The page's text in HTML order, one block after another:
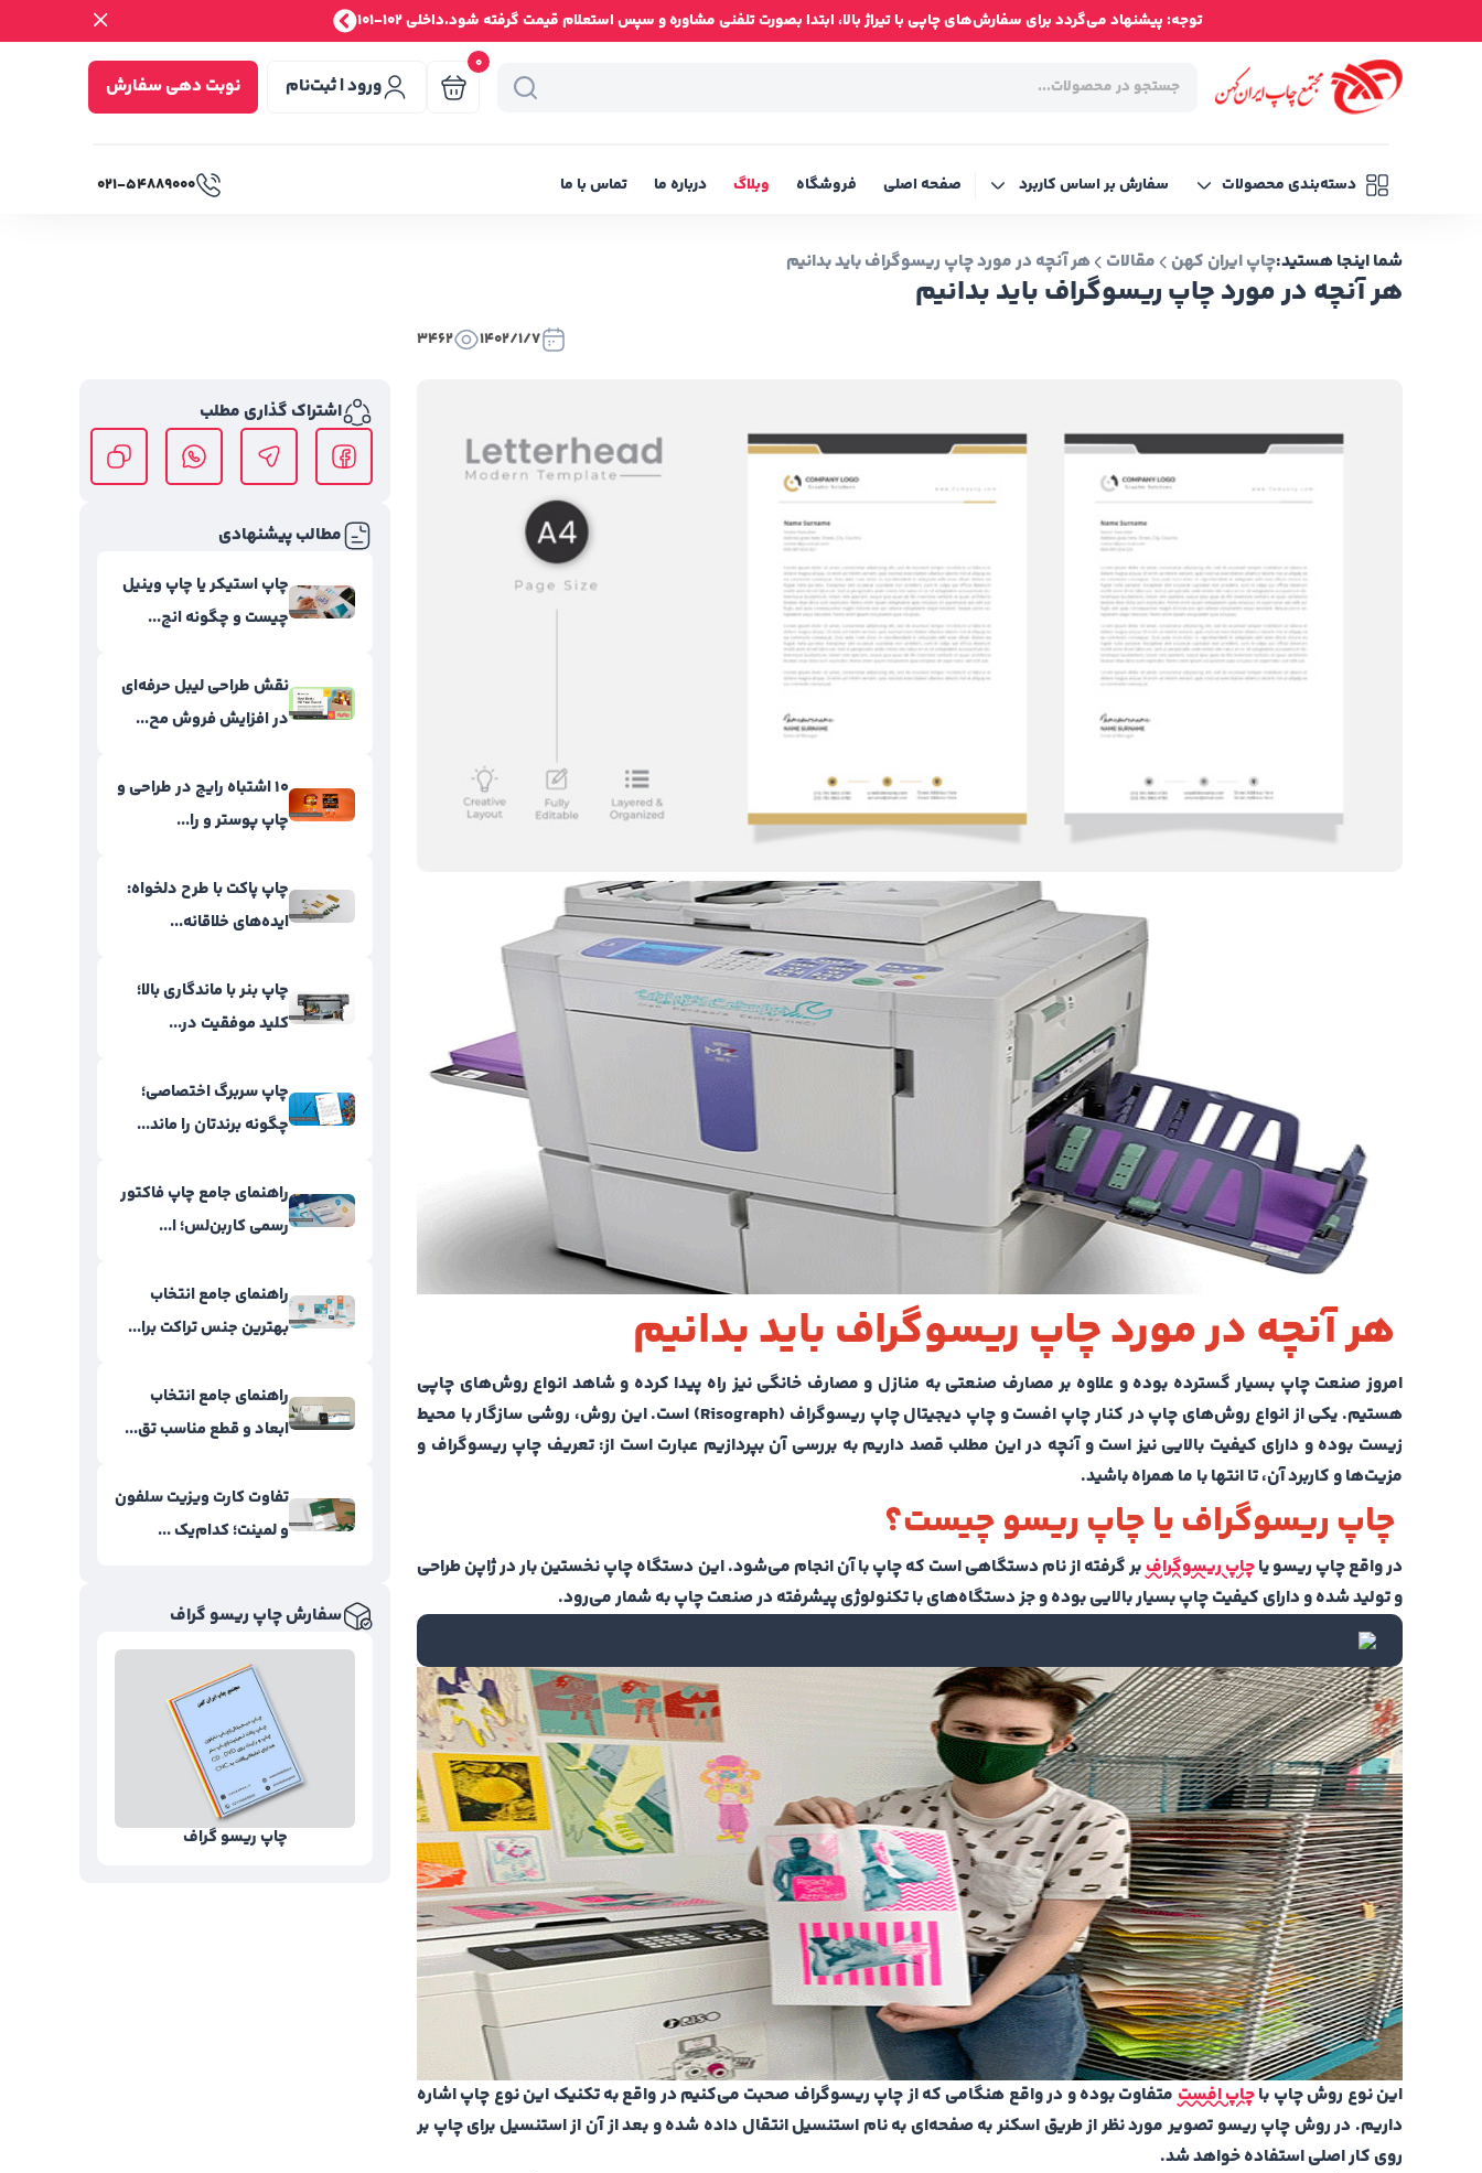
توجه: پیشنهاد می‌گردد برای سفارش‌های چاپی با تیراژ بالا، ابتدا بصورت تلفنی مشاوره و سپس استعلام قیمت گرفته شود.داخلی 102-101
0
ورود | ثبت‌نام نوبت دهی سفارش
دسته‌بندی محصولات سفارش بر اساس کاربرد صفحه اصلی فروشگاه وبلاگ درباره ما تماس با ما ۰۲۱-۵۴۸۸۹۰۰۰
هر آنچه در مورد چاپ ریسوگراف باید بدانیم
شما اینجا هستید:چاپ ایران کهن مقالات هر آنچه در مورد چاپ ریسوگراف باید بدانیم
1402/1/7
3462
هر آنچه در مورد چاپ ریسوگراف باید بدانیم
امروز صنعت چاپ بسیار گسترده بوده و علاوه بر مصارف صنعتی به منازل و مصارف خانگی نیز راه پیدا کرده و شاهد انواع روش‌های چاپی
هستیم. یکی از انواع روش‌های چاپ در کنار چاپ افست و چاپ دیجیتال چاپ ریسوگراف (Risograph) است. این روش، روشی سازگار با محیط
زیست بوده و دارای کیفیت بالایی نیز است و آنچه در این مطلب قصد داریم به بررسی آن بپردازیم عبارت است از: تعریف چاپ ریسوگراف و
مزیت‌ها و کاربرد آن، تا انتها با ما همراه باشید.
چاپ ریسوگراف یا چاپ ریسو چیست؟
در واقع چاپ ریسو یاچاپ ریسوگرافبر گرفته از نام دستگاهی است که چاپ با آن انجام می‌شود. این دستگاه چاپ نخستین بار در ژاپن طراحی
و تولید شده و دارای کیفیت چاپ بسیار بالایی بوده و جز دستگاه‌های با تکنولوژی پیشرفته در صنعت چاپ به شمار می‌رود.
این نوع روش چاپ باچاپ افست متفاوت بوده و در واقع هنگامی که از چاپ ریسوگراف صحبت می‌کنیم در واقع به تکنیک این نوع چاپ اشاره
داریم. در روش چاپ ریسو تصویر مورد نظر از طریق اسکنر به صفحه‌ای به نام استنسیل انتقال داده شده و بعد از آن از استنسیل برای چاپ بر
روی کار اصلی استفاده خواهد شد.
اشتراک گذاری مطلب
مطالب پیشنهادی
چاپ استیکر یا چاپ وینیل
چیست و چگونه انج...
نقش طراحی لیبل حرفه‌ای
در افزایش فروش مح...
۱۰ اشتباه رایج در طراحی و
چاپ پوستر و را...
چاپ پاکت با طرح دلخواه:
ایده‌های خلاقانه...
چاپ بنر با ماندگاری بالا؛
کلید موفقیت در...
چاپ سربرگ اختصاصی؛
چگونه برندتان را ماند...
راهنمای جامع چاپ فاکتور
رسمی کاربن‌لس؛ ا...
راهنمای جامع انتخاب
بهترین جنس تراکت برا...
راهنمای جامع انتخاب
ابعاد و قطع مناسب تق...
تفاوت کارت ویزیت سلفون
و لمینت؛ کدام‌یک ...
سفارش چاپ ریسو گراف
چاپ ریسو گراف